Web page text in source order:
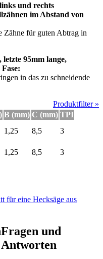
und rechts
im Abstand von
Zähne für guten Abtrag in
95mm lange,
in das zu schneidende
Produktfilter »
B (mm) C (mm) TPI
1,25 8,5 3
1,25 8,5 3
für eine Hecksäge aus
Fragen und
Antworten